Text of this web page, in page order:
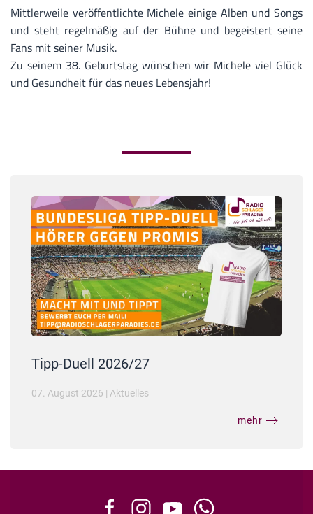
Mittlerweile veröffentlichte Michele einige Alben und Songs
und steht regelmäßig auf der Bühne und begeistert seine
Fans mit seiner Musik.
Zu seinem 38. Geburtstag wünschen wir Michele viel Glück
und Gesundheit für das neues Lebensjahr!
Tipp-Duell 2026/27
07. August 2026 | Aktuelles
mehr